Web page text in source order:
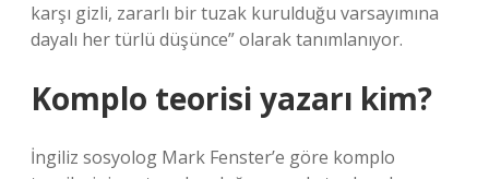
karşı gizli, zararlı bir tuzak kurulduğu varsayımına
dayalı her türlü düşünce” olarak tanımlanıyor.
Komplo teorisi yazarı kim?
İngiliz sosyolog Mark Fenster’e göre komplo